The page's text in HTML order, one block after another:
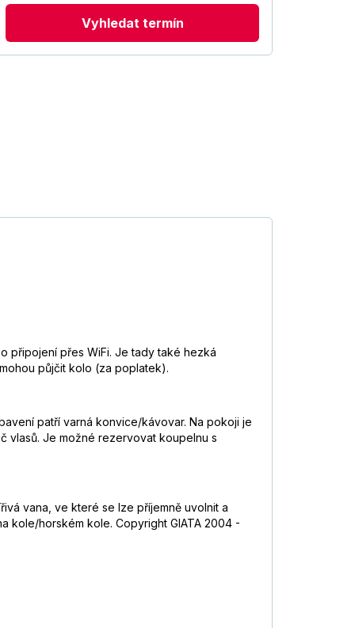
Vyhledat termín
připojení přes WiFi. Je tady také hezká
půjčit kolo (za poplatek).
patří varná konvice/kávovar. Na pokoji je
vlasů. Je možné rezervovat koupelnu s
vana, ve které se lze příjemně uvolnit a
kole/horském kole. Copyright GIATA 2004 -